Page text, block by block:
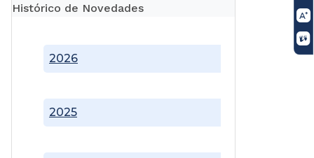
Histórico de Novedades
2025
2026